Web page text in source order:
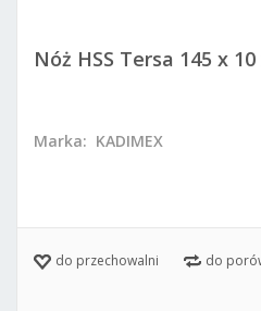
Nóż HSS Tersa 145 x
Marka: KADIMEX
do przechowalni do